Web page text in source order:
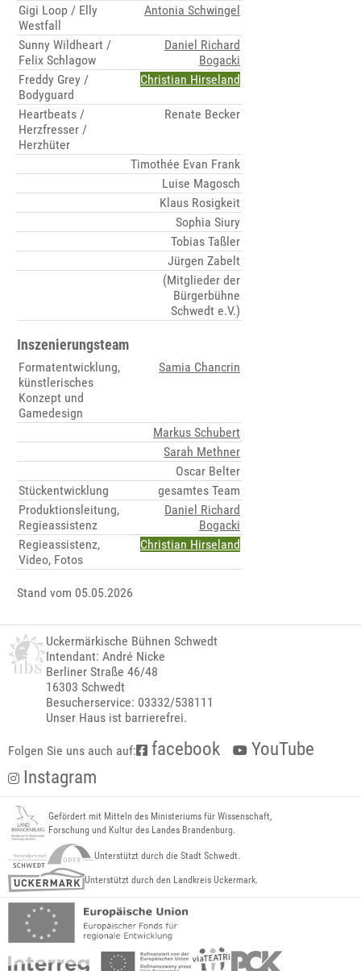
Gigi Loop / Elly
Westfall
Antonia Schwingel
Sunny Wildheart /
Felix Schlagow
Daniel Richard
Bogacki
Freddy Grey /
Bodyguard
Christian Hirseland
Heartbeats /
Herzfresser /
Herzhüter
Renate Becker
Timothée Evan Frank
Luise Magosch
Klaus Rosigkeit
Sophia Siury
Tobias Taßler
Jürgen Zabelt
(Mitglieder der
Bürgerbühne
Schwedt e.V.)
Inszenierungsteam
Formatentwicklung,
künstlerisches
Konzept und
Gamedesign
Samia Chancrin
Markus Schubert
Sarah Methner
Oscar Belter
Stückentwicklung
gesamtes Team
Produktionsleitung,
Regieassistenz
Daniel Richard
Bogacki
Regieassistenz,
Video, Fotos
Christian Hirseland
Stand vom 05.05.2026
Uckermärkische Bühnen Schwedt
Intendant: André Nicke
Berliner Straße 46/48
16303 Schwedt
Besucherservice: 03332/538111
Unser Haus ist barrierefrei.
Folgen Sie uns auch auf: facebook
YouTube
Instagram
Gefördert mit Mitteln des Ministeriums für Wissenschaft,
Forschung und Kultur des Landes Brandenburg.
Unterstützt durch die Stadt Schwedt.
Unterstützt durch den Landkreis Uckermark.